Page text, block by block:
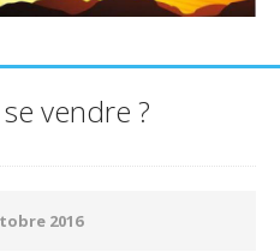
vendre ?
2016